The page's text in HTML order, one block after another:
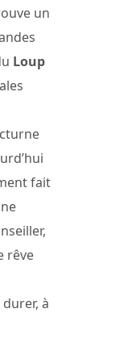
un
Loup
fait
rêve
à